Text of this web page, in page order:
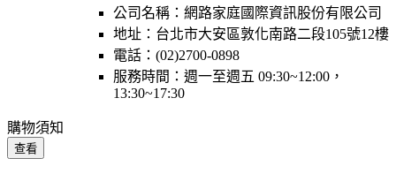
公司名稱：網路家庭國際資訊股份有限公司
地址：台北市大安區敦化南路二段105號12樓
電話：(02)2700-0898
服務時間：週一至週五 09:30~12:00，
13:30~17:30
購物須知
查看